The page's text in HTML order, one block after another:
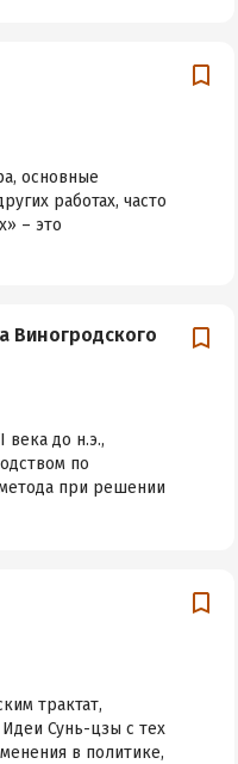
основные
работах, часто
– это
Виногродского
века до н.э.,
по
при решении
трактат,
Сунь-цзы с тех
в политике,